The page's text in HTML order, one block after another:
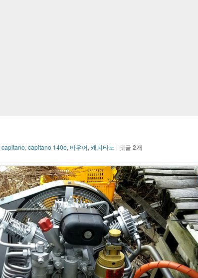
capitano, capitano 140e, 바우어, 캐피타노 | 댓글 2개